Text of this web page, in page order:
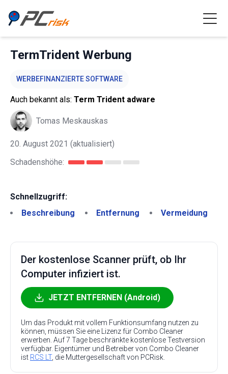
TermTrident Werbung
WERBEFINANZIERTE SOFTWARE
Auch bekannt als: Term Trident adware
Tomas Meskauskas
20. August 2021 (aktualisiert)
Schadenshöhe:
Schnellzugriff:
Beschreibung
Entfernung Vermeidung
Der kostenlose Scanner prüft, ob Ihr
Computer infiziert ist.
JETZT ENTFERNEN (Android)
Um das Produkt mit vollem Funktionsumfang nutzen zu
können, müssen Sie eine Lizenz für Combo Cleaner
erwerben. Auf 7 Tage beschränkte kostenlose Testversion
verfügbar. Eigentümer und Betreiber von Combo Cleaner
ist RCS LT, die Muttergesellschaft von PCRisk.